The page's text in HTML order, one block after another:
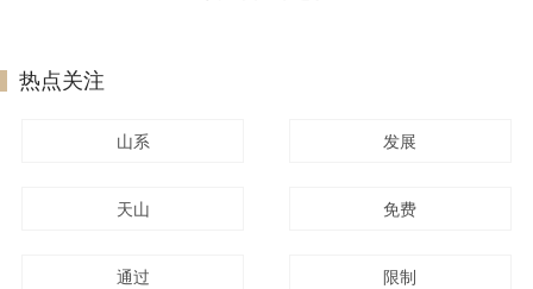
热点关注
山系 发展
天山 免费
通过 限制